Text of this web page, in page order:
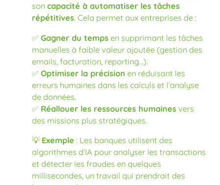
son capacité à automatiser les tâches
répétitives. Cela permet aux entreprises de :
✅ Gagner du tempsen supprimant les tâches
manuelles à faible valeur ajoutée (gestion des
emails, facturation, reporting…).
✅ Optimiser la précision en réduisant les
erreurs humaines dans les calculs et l’analyse
de données.
✅ Réallouer les ressources humainesvers
des missions plus stratégiques.
💡 Exemple : Les banques utilisent des
algorithmes d’IA pour analyser les transactions
et détecter les fraudes en quelques
millisecondes, un travail qui prendrait des